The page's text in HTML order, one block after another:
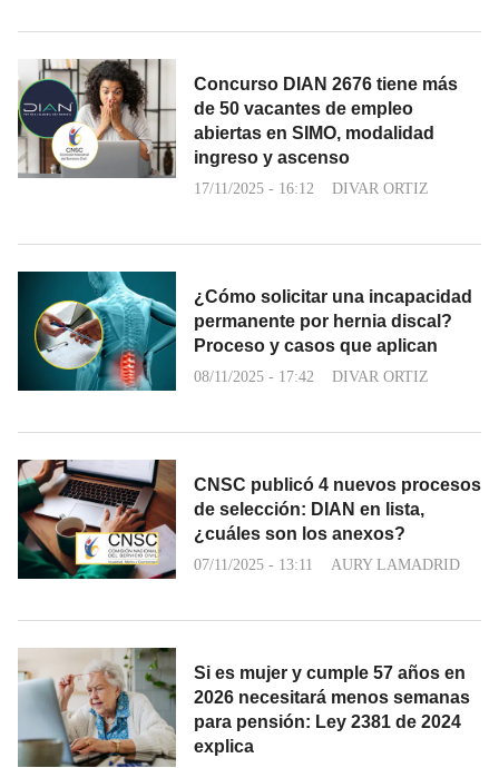
Concurso DIAN 2676 tiene más
de 50 vacantes de empleo
abiertas en SIMO, modalidad
ingreso y ascenso
17/11/2025 - 16:12 DIVAR ORTIZ
¿Cómo solicitar una incapacidad
permanente por hernia discal?
Proceso y casos que aplican
08/11/2025 - 17:42 DIVAR ORTIZ
CNSC publicó 4 nuevos procesos
de selección: DIAN en lista,
¿cuáles son los anexos?
07/11/2025 - 13:11 AURY LAMADRID
Si es mujer y cumple 57 años en
2026 necesitará menos semanas
para pensión: Ley 2381 de 2024
explica